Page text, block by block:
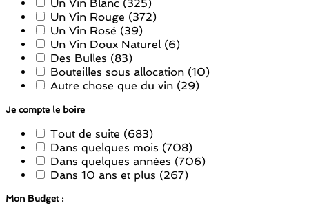
Un Vin Blanc (325)
Un Vin Rouge (372)
Un Vin Rosé (39)
Un Vin Doux Naturel (6)
Des Bulles (83)
Bouteilles sous allocation (10)
Autre chose que du vin (29)
Je compte le boire
Tout de suite (683)
Dans quelques mois (708)
Dans quelques années (706)
Dans 10 ans et plus (267)
Mon Budget :